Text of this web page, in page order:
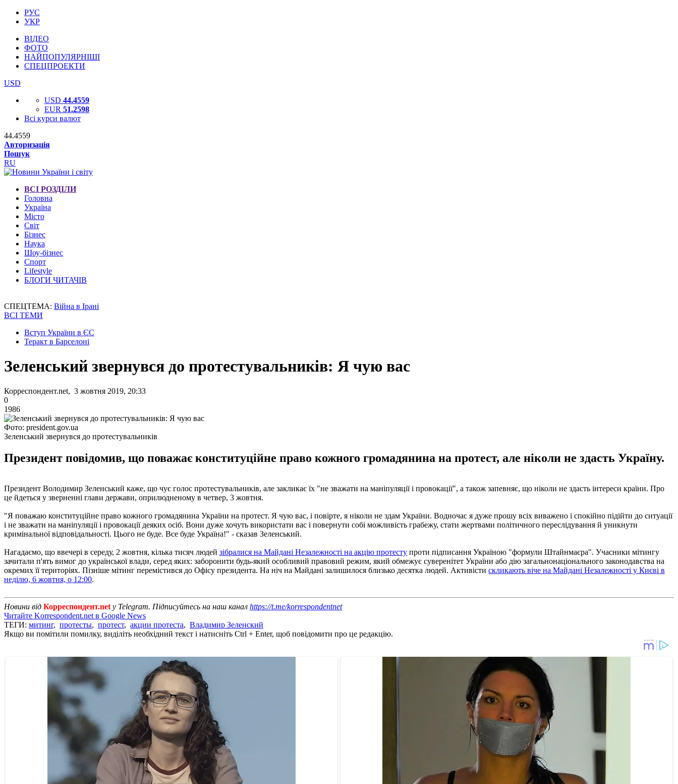
РУС
УКР
ВІДЕО
ФОТО
НАЙПОПУЛЯРНІШІ
СПЕЦПРОЕКТИ
USD
USD 44.4559
EUR 51.2598
Всі курси валют
44.4559
Авторизація
Пошук
RU
ВСІ РОЗДІЛИ
Головна
Україна
Місто
Світ
Бізнес
Наука
Шоу-бізнес
Спорт
Lifestyle
БЛОГИ ЧИТАЧІВ
СПЕЦТЕМА: Війна в Ірані
ВСІ ТЕМИ
Вступ України в ЄС
Теракт в Барселоні
Зеленський звернувся до протестувальників: Я чую вас
Корреспондент.net, 3 жовтня 2019, 20:33
0
1986
Фото: president.gov.ua
Зеленський звернувся до протестувальників
Президент повідомив, що поважає конституційне право кожного громадянина на протест, але ніколи не здасть Україну.
Президент Володимир Зеленський каже, що чує голос протестувальників, але закликає їх "не зважати на маніпуляції і провокації", а також запевняє, що ніколи не здасть інтереси країни. Про
це йдеться у зверненні глави держави, оприлюдненому в четвер, 3 жовтня.
"Я поважаю конституційне право кожного громадянина України на протест. Я чую вас, і повірте, я ніколи не здам України. Водночас я дуже прошу всіх виважено і спокійно підійти до ситуації
і не зважати на маніпуляції і провокації деяких осіб. Вони дуже хочуть використати вас і повернути собі можливість грабежу, стати жертвами політичного переслідування й уникнути
кримінальної відповідальності. Цього не буде. Все буде Україна!" - сказав Зеленський.
Нагадаємо, що ввечері в середу, 2 жовтня, кілька тисяч людей зібралися на Майдані Незалежності на акцію протесту проти підписання Україною "формули Штайнмаєра". Учасники мітингу
зачитали п'ять вимог до української влади, серед яких: заборонити будь-який особливий правовий режим, який обмежує суверенітет України або дію загальнонаціонального законодавства на
окремих її територіях. Пізніше мітинг перемістився до Офісу президента. На ніч на Майдані залишилося близько десятка людей. Активісти скликають віче на Майдані Незалежності у Києві в
неділю, 6 жовтня, о 12:00.
Новини від Корреспондент.net у Telegram. Підписуйтесь на наш канал https://t.me/korrespondentnet
Читайте Korrespondent.net в Google News
ТЕГИ: митинг, протесты, протест, акции протеста, Владимир Зеленский
Якщо ви помітили помилку, виділіть необхідний текст і натисніть Ctrl + Enter, щоб повідомити про це редакцію.